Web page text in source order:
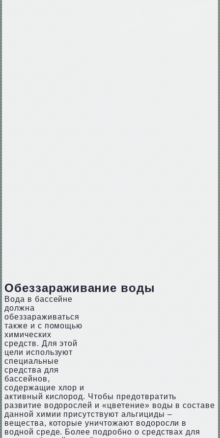
Обеззараживание воды
Вода в бассейне
должна
обеззараживаться
также и с помощью
химических
средств. Для этой
цели используют
специальные
средства для
бассейнов,
содержащие хлор и
активный кислород. Чтобы предотвратить
развитие водорослей и «цветение» воды в составе
данной химии присутствуют альгициды –
вещества, которые уничтожают водоросли в
водной среде. Более подробно о средствах для